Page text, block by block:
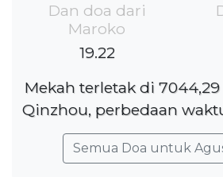
Dan doa dari
Maroko
19.22
Mekah terletak di
Qinzhou, perbedaan
Semua Doa untuk